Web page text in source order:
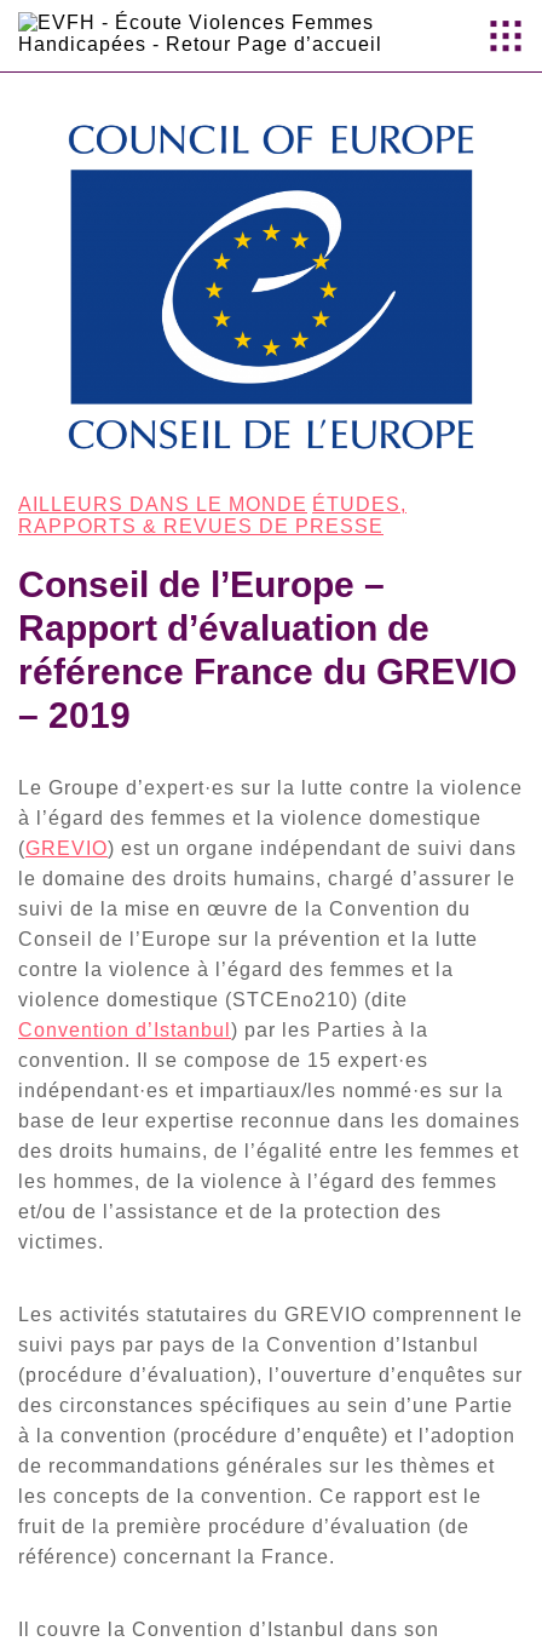
AILLEURS DANS LE MONDE ÉTUDES,
RAPPORTS & REVUES DE PRESSE
Conseil de l’Europe –
Rapport d’évaluation de
référence France du GREVIO
– 2019
Le Groupe d’expert·es sur la lutte contre la violence
à l’égard des femmes et la violence domestique
(GREVIO) est un organe indépendant de suivi dans
le domaine des droits humains, chargé d’assurer le
suivi de la mise en œuvre de la Convention du
Conseil de l’Europe sur la prévention et la lutte
contre la violence à l’égard des femmes et la
violence domestique (STCEno210) (dite
Convention d’Istanbul ) par les Parties à la
convention. Il se compose de 15 expert·es
indépendant·es et impartiaux/les nommé·es sur la
base de leur expertise reconnue dans les domaines
des droits humains, de l’égalité entre les femmes et
les hommes, de la violence à l’égard des femmes
et/ou de l’assistance et de la protection des
victimes.
Les activités statutaires du GREVIO comprennent le
suivi pays par pays de la Convention d’Istanbul
(procédure d’évaluation), l’ouverture d’enquêtes sur
des circonstances spécifiques au sein d’une Partie
à la convention (procédure d’enquête) et l’adoption
de recommandations générales sur les thèmes et
les concepts de la convention. Ce rapport est le
fruit de la première procédure d’évaluation (de
référence) concernant la France.
Il couvre la Convention d’Istanbul dans son